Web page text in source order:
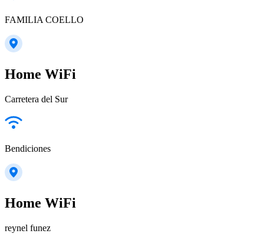
FAMILIA COELLO
Home WiFi
Carretera del Sur
Bendiciones
Home WiFi
reynel funez